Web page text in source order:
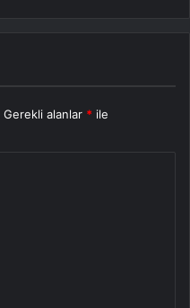
Gerekli alanlar * ile